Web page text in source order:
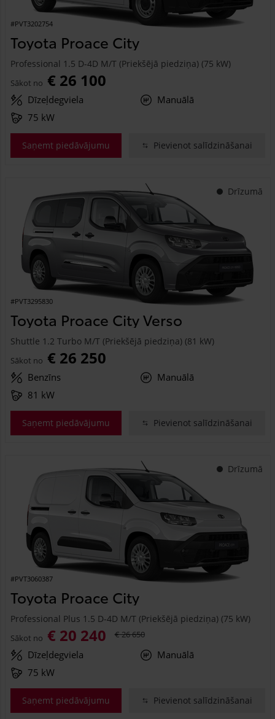
#PVT3202754
Toyota Proace City
Professional 1.5 D-4D M/T (Priekšējā piedziņa) (75 kW)
Sākot no € 26 100
Dīzeļdegviela
Manuālā
75 kW
Saņemt piedāvājumu Pievienot salīdzināšanai
Drīzumā
#PVT3295830
Toyota Proace City Verso
Shuttle 1.2 Turbo M/T (Priekšējā piedziņa) (81 kW)
Sākot no € 26 250
Benzīns
Manuālā
81 kW
Saņemt piedāvājumu Pievienot salīdzināšanai
Drīzumā
#PVT3060387
Toyota Proace City
Professional Plus 1.5 D-4D M/T (Priekšējā piedziņa) (75 kW)
Sākot no € 20 240 € 26 650
Dīzeļdegviela
Manuālā
75 kW
Saņemt piedāvājumu Pievienot salīdzināšanai